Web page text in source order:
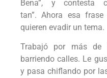
Bena”, y contesta
tan”. Ahora esa
quieren evadir un tema.
Trabajó por más
barriendo calles. Le
y pasa chiflando por